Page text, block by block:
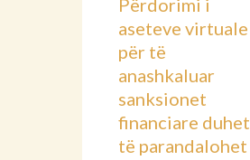
Përdorimi i
aseteve virtuale
për të
anashkaluar
sanksionet
financiare duhet
të parandalohet